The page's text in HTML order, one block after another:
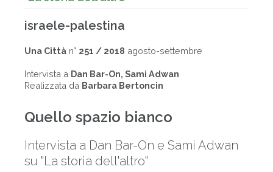
israele-palestina
Una Città n° 251 / 2018 agosto-settembre
Intervista a Dan Bar-On, Sami Adwan
Realizzata da Barbara Bertoncin
Quello spazio bianco
Intervista a Dan Bar-On e Sami Adwan
su "La storia dell'altro"